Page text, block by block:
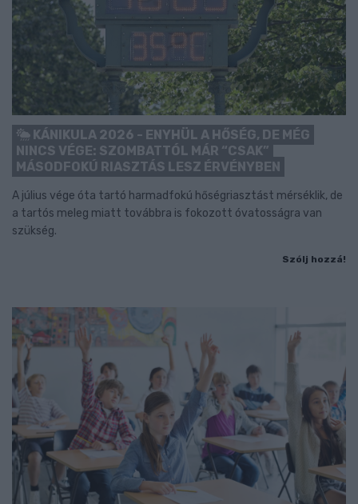
KÁNIKULA 2026 - ENYHÜL A HŐSÉG, DE MÉG
NINCS VÉGE: SZOMBATTÓL MÁR “CSAK”
MÁSODFOKÚ RIASZTÁS LESZ ÉRVÉNYBEN
A július vége óta tartó harmadfokú hőségriasztást mérséklik, de
a tartós meleg miatt továbbra is fokozott óvatosságra van
szükség.
Szólj hozzá!